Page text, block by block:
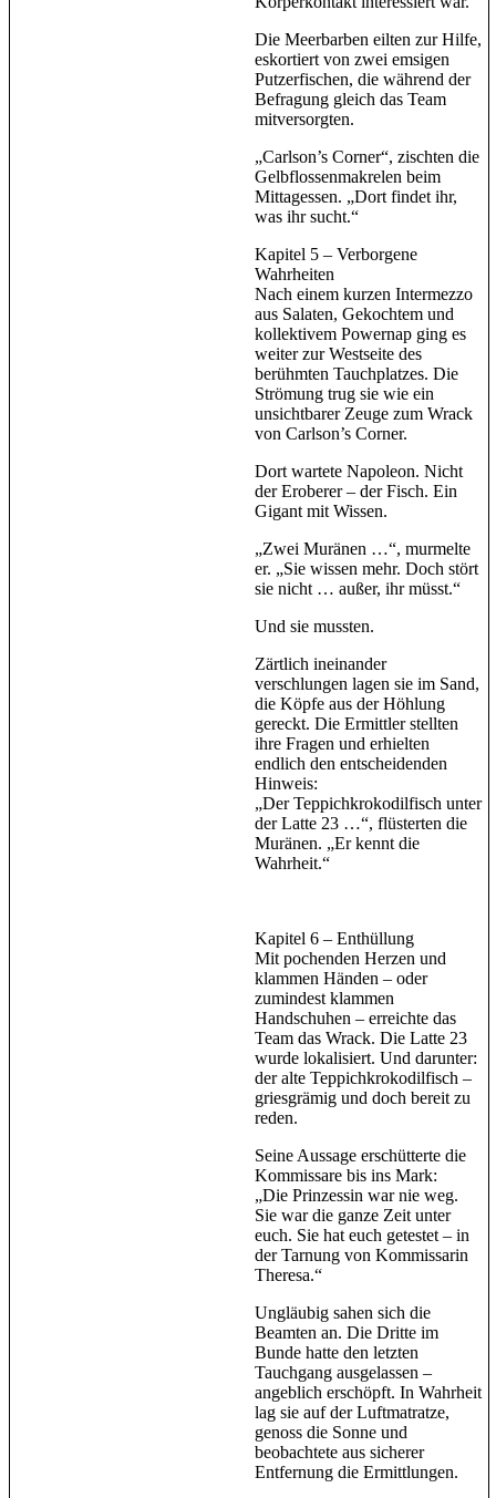
Die Meerbarben eilten zur Hilfe,
eskortiert von zwei emsigen
Putzerfischen, die während der
Befragung gleich das Team
mitversorgten.
„Carlson’s Corner“, zischten die
Gelbflossenmakrelen beim
Mittagessen. „Dort findet ihr,
was ihr sucht.“
Kapitel 5 – Verborgene
Wahrheiten
Nach einem kurzen Intermezzo
aus Salaten, Gekochtem und
kollektivem Powernap ging es
weiter zur Westseite des
berühmten Tauchplatzes. Die
Strömung trug sie wie ein
unsichtbarer Zeuge zum Wrack
von Carlson’s Corner.
Dort wartete Napoleon. Nicht
der Eroberer – der Fisch. Ein
Gigant mit Wissen.
„Zwei Muränen …“, murmelte
er. „Sie wissen mehr. Doch stört
sie nicht … außer, ihr müsst.“
Und sie mussten.
Zärtlich ineinander
verschlungen lagen sie im Sand,
die Köpfe aus der Höhlung
gereckt. Die Ermittler stellten
ihre Fragen und erhielten
endlich den entscheidenden
Hinweis:
„Der Teppichkrokodilfisch unter
der Latte 23 …“, flüsterten die
Muränen. „Er kennt die
Wahrheit.“
Kapitel 6 – Enthüllung
Mit pochenden Herzen und
klammen Händen – oder
zumindest klammen
Handschuhen – erreichte das
Team das Wrack. Die Latte 23
wurde lokalisiert. Und darunter:
der alte Teppichkrokodilfisch –
griesgrämig und doch bereit zu
reden.
Seine Aussage erschütterte die
Kommissare bis ins Mark:
„Die Prinzessin war nie weg.
Sie war die ganze Zeit unter
euch. Sie hat euch getestet – in
der Tarnung von Kommissarin
Theresa.“
Ungläubig sahen sich die
Beamten an. Die Dritte im
Bunde hatte den letzten
Tauchgang ausgelassen –
angeblich erschöpft. In Wahrheit
lag sie auf der Luftmatratze,
genoss die Sonne und
beobachtete aus sicherer
Entfernung die Ermittlungen.